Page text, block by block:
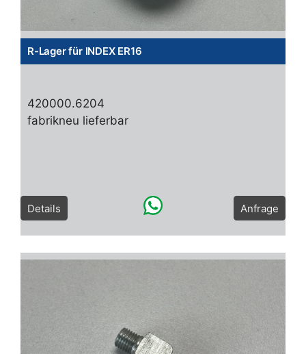
R-Lager für INDEX ER16
420000.6204
fabrikneu lieferbar
Details Anfrage